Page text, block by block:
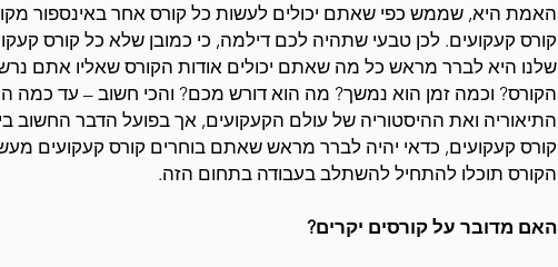
האמת היא, שממש כפי שאתם יכולים לעשות כל קורס אחר באינספור
קורס קעקועים. לכן טבעי שתהיה לכם דילמה, כי כמובן שלא כל קורס
שלנו היא לברר מראש כל מה שאתם יכולים אודות הקורס שאליו אתם
הקורס? וכמה זמן הוא נמשך? מה הוא דורש מכם? והכי חשוב – עד כמה
התיאוריה ואת ההיסטוריה של עולם הקעקועים, אך בפועל הדבר החשוב
קורס קעקועים, כדאי יהיה לברר מראש שאתם בוחרים קורס קעקועים
הקורס תוכלו להתחיל להשתלב בעבודה בתחום הזה.
האם מדובר על קורסים יקרים?